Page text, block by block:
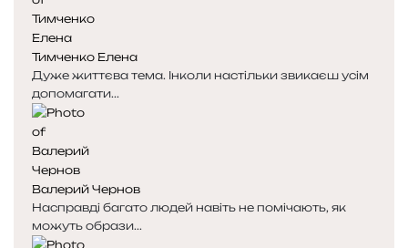
Тимченко Елена
Дуже життєва тема. Інколи настільки звикаєш усім
допомагати...
Валерий Чернов
Насправді багато людей навіть не помічають, як
можуть образи...